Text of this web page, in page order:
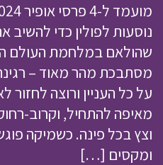
נוסעות לפולין כדי
שהולאם במלחמת העולם
מסתבכת מהר מאוד –
על כל העניין ורוצה לחזור
מאיפה להתחיל, וקרוב-
וצץ בכל פינה. כשמיקה
ומקסים […]